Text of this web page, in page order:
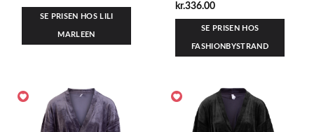
SE PRISEN HOS LILI
MARLEEN
kr.336.00
SE PRISEN HOS
FASHIONBYSTRAND